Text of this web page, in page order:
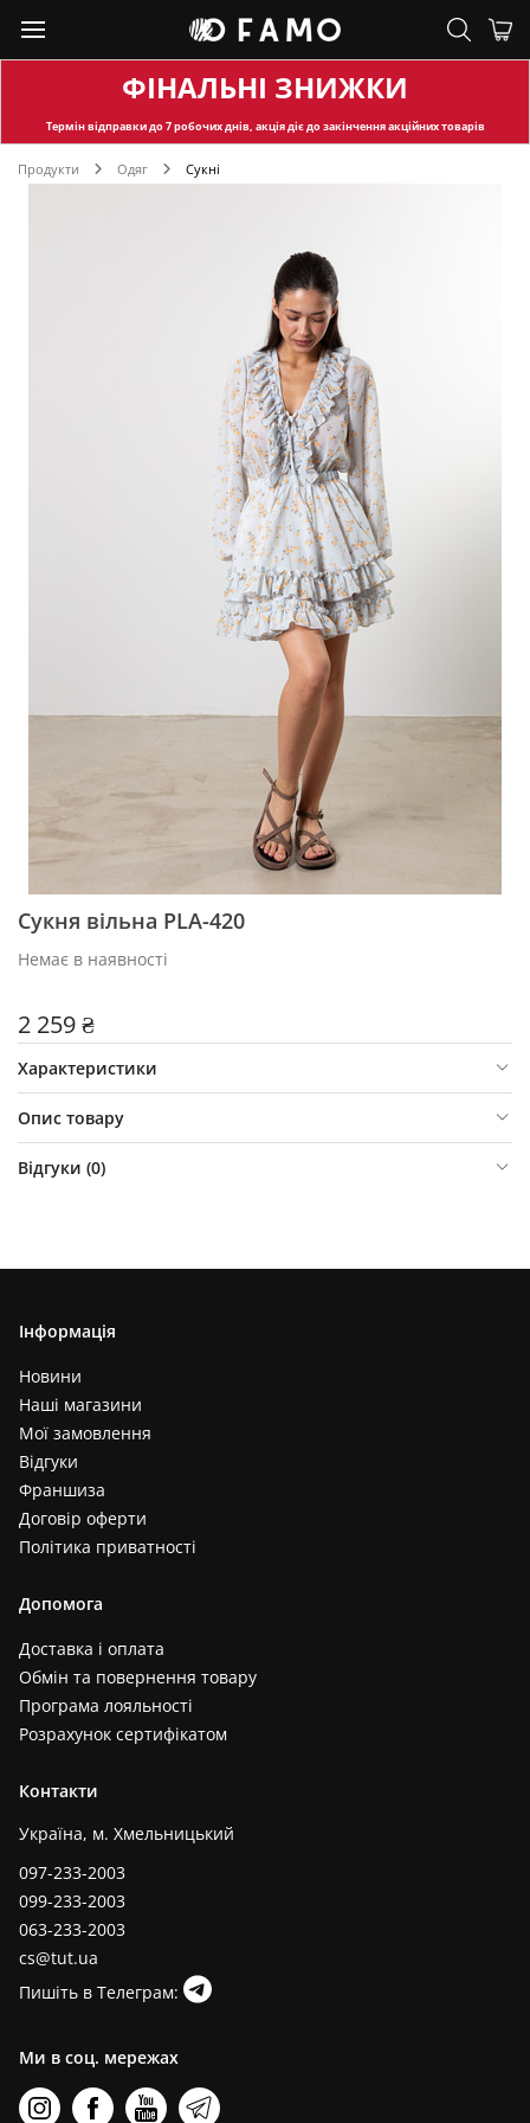
ФІНАЛЬНІ ЗНИЖКИ
Термін відправкидо 7 робочих днів, акція діє до закінчення акційних товарів
Продукти Одяг Сукні
Сукня вільна PLA-420
Немає в наявності
2 259 ₴
Характеристики
Опис товару
Відгуки (0)
Інформація
Новини
Наші магазини
Мої замовлення
Відгуки
Франшиза
Договір оферти
Політика приватності
Допомога
Доставка і оплата
Обмін та повернення товару
Програма лояльності
Розрахунок сертифікатом
Контакти
Україна, м. Хмельницький
097-233-2003
099-233-2003
063-233-2003
cs@tut.ua
Пишіть в Телеграм:
Ми в соц. мережах